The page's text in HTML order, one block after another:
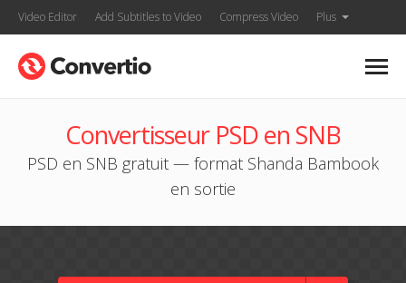
Video Editor Add Subtitles to Video Compress Video Plus
Convertisseur PSD en SNB
PSD en SNB gratuit — format Shanda Bambook
en sortie